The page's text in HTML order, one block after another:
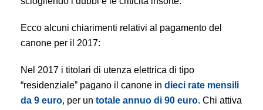
Ecco alcuni chiarimenti relativi al pagamento del
canone per il 2017:
Nel 2017 i titolari di utenza elettrica di tipo
“residenziale” pagano il canone in dieci rate mensili
da 9 euro, per un totale annuo di 90 euro. Chi attiva